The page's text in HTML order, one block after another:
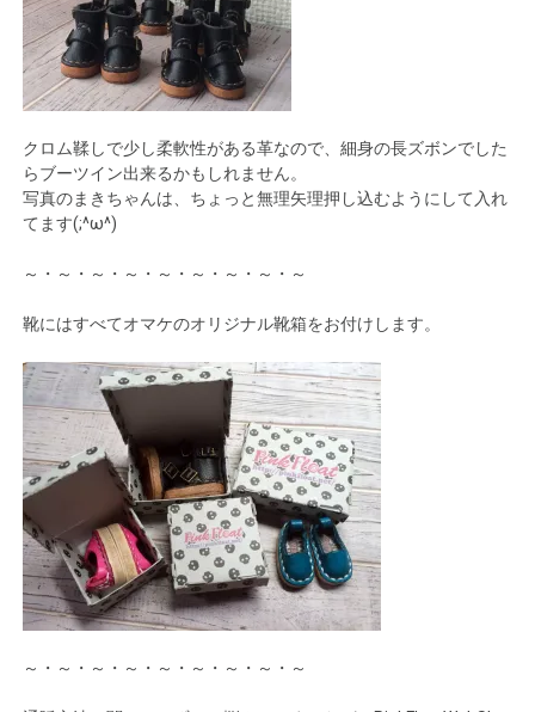
クロム鞣しで少し柔軟性がある革なので、細身の長ズボンでした
らブーツイン出来るかもしれません。
写真のまきちゃんは、ちょっと無理矢理押し込むようにして入れ
てます(;^ω^)
～・～・～・～・～・～・～・～・～
靴にはすべてオマケのオリジナル靴箱をお付けします。
～・～・～・～・～・～・～・～・～